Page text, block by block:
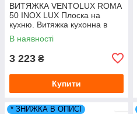
ВИТЯЖКА VENTOLUX ROMA
50 INOX LUX Плоска на
кухню. Витяжка кухонна в
Україні. *ЗНИЖКА В ОПИСІ.
В наявності
3 223 ₴
Купити
* ЗНИЖКА В ОПИСІ